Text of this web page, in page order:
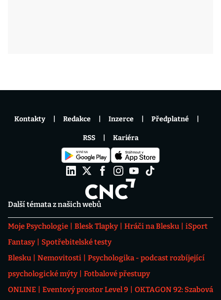
Další témata z našich webů
Moje Psychologie Blesk Tlapky Hráči na Blesku
iSport
Fantasy
Spotřebitelské testy
Blesku
Nemovitosti
Psychologika - podcast rozbíjející
psychologické mýty
Fotbalové přestupy
ONLINE
Eventový prostor Level 9
OKTAGON 92: Szabová
Kontakty Redakce Inzerce Předplatné
RSS Kariéra